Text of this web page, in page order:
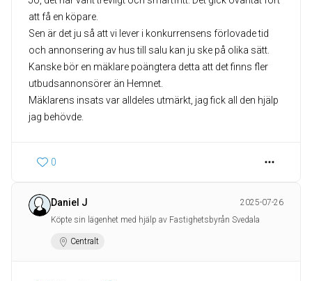
att få en köpare.
Sen är det ju så att vi lever i konkurrensens förlovade tid
och annonsering av hus till salu kan ju ske på olika sätt.
Kanske bör en mäklare poängtera detta att det finns fler
utbudsannonsörer än Hemnet.
Mäklarens insats var alldeles utmärkt, jag fick all den hjälp
jag behövde.
0
Daniel J
2025-07-26
Köpte sin lägenhet med hjälp av Fastighetsbyrån Svedala
Centralt